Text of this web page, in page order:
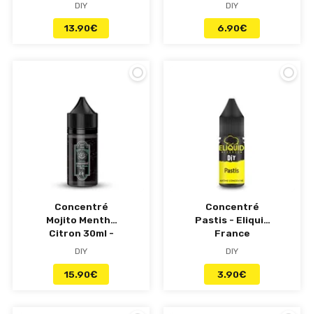
DIY
13.90€
DIY
6.90€
Concentré
Mojito Menthe
Citron 30ml -
Punk Funk Hero
DIY
15.90€
Concentré
Pastis - Eliquid
France
DIY
3.90€